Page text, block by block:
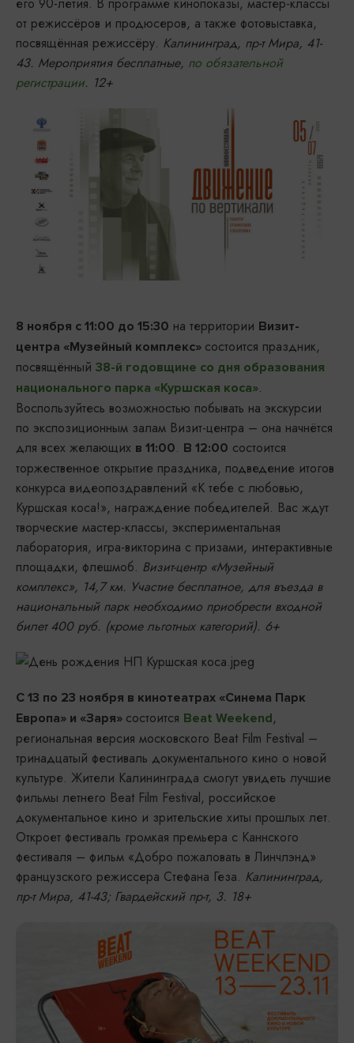
его 90-летия. В программе кинопоказы, мастер-классы
от режиссёров и продюсеров, а также фотовыставка,
посвящённая режиссёру. Калининград, пр-т Мира, 41-
43. Мероприятия бесплатные, по обязательной
регистрации. 12+
8 ноября с 11:00 до 15:30 на территории Визит-
центра «Музейный комплекс» состоится праздник,
посвящённый 38-й годовщине со дня образования
национального парка «Куршская коса».
Воспользуйтесь возможностью побывать на экскурсии
по экспозиционным залам Визит-центра – она начнётся
для всех желающих в 11:00. В 12:00 состоится
торжественное открытие праздника, подведение итогов
конкурса видеопоздравлений «К тебе с любовью,
Куршская коса!», награждение победителей. Вас ждут
творческие мастер-классы, экспериментальная
лаборатория, игра-викторина с призами, интерактивные
площадки, флешмоб. Визит-центр «Музейный
комплекс», 14,7 км. Участие бесплатное, для въезда в
национальный парк необходимо приобрести входной
билет 400 руб. (кроме льготных категорий). 6+
С 13 по 23 ноября в кинотеатрах «Синема Парк
Европа» и «Заря» состоится Beat Weekend,
региональная версия московского Beat Film Festival –
тринадцатый фестиваль документального кино о новой
культуре. Жители Калининграда смогут увидеть лучшие
фильмы летнего Beat Film Festival, российское
документальное кино и зрительские хиты прошлых лет.
Откроет фестиваль громкая премьера с Каннского
фестиваля – фильм «Добро пожаловать в Линчлэнд»
французского режиссера Стефана Геза. Калининград,
пр-т Мира, 41-43; Гвардейский пр-т, 3. 18+